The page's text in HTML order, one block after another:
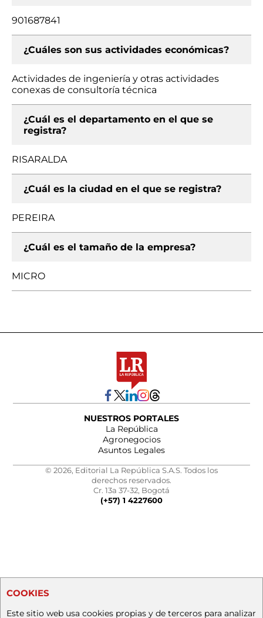
901687841
¿Cuáles son sus actividades económicas?
Actividades de ingeniería y otras actividades
conexas de consultoría técnica
¿Cuál es el departamento en el que se
registra?
RISARALDA
¿Cuál es la ciudad en el que se registra?
PEREIRA
¿Cuál es el tamaño de la empresa?
MICRO
NUESTROS PORTALES
La República
Agronegocios
Asuntos Legales
© 2026, Editorial La República S.A.S. Todos los
derechos reservados.
Cr. 13a 37-32, Bogotá
(+57) 1 4227600
COOKIES
Este sitio web usa cookies propias y de terceros para analizar